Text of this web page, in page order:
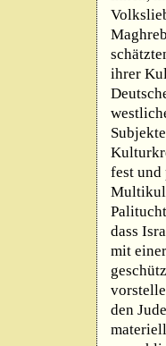
ihrer
fest und
dass
mit
den